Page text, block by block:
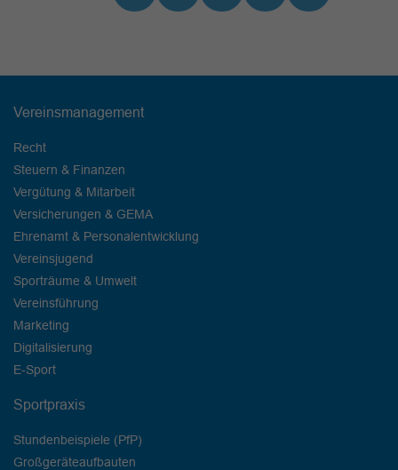
Vereinsmanagement
Recht
Steuern & Finanzen
Vergütung & Mitarbeit
Versicherungen & GEMA
Ehrenamt & Personalentwicklung
Vereinsjugend
Sporträume & Umwelt
Vereinsführung
Marketing
Digitalisierung
E-Sport
Sportpraxis
Stundenbeispiele (PfP)
Großgeräteaufbauten